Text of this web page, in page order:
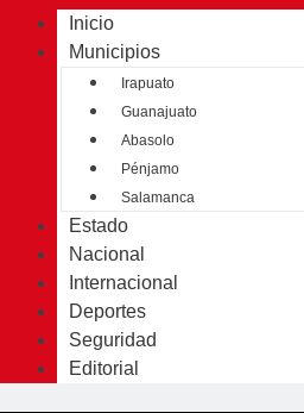
Inicio
Municipios
Irapuato
Guanajuato
Abasolo
Pénjamo
Salamanca
Estado
Nacional
Internacional
Deportes
Seguridad
Editorial